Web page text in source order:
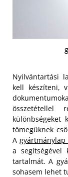
Nyilvántartási
kell készíteni,
összetétellel
különbségeket
tömegüknek
Agyártmánylap
a
tartalmát. A
sohasem lehet